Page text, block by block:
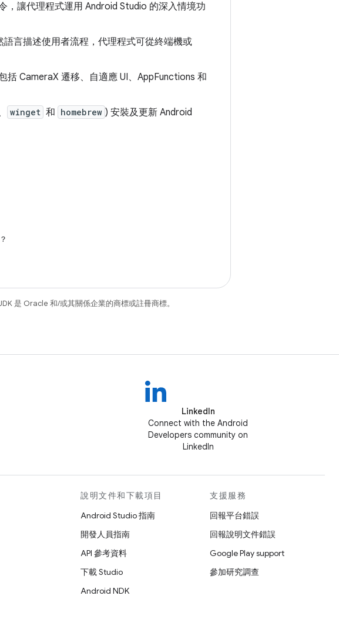
，讓代理程式運用 Android Studio 的深入情境功
言描述使用者流程，代理程式可從終端機或
包括 CameraX 遷移、自適應 UI、AppFunctions 和
winget 和 homebrew ) 安裝及更新 Android
是 Oracle 和/或其關係企業的商標或註冊商標。
LinkedIn
Connect with the Android
Developers community on
LinkedIn
說明文件和下載項目
Android Studio 指南
開發人員指南
API 參考資料
下載 Studio
Android NDK
支援服務
回報平台錯誤
回報說明文件錯誤
Google Play support
參加研究調查